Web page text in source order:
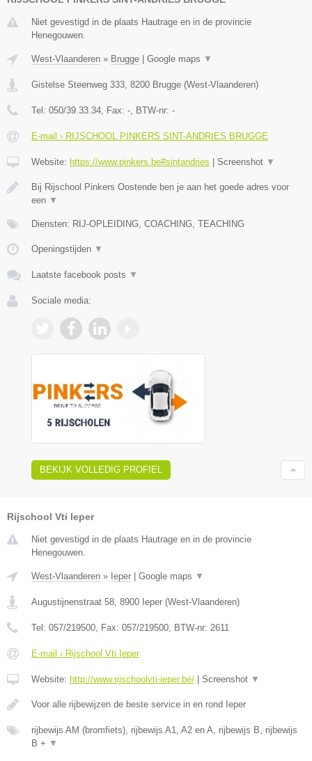
Niet gevestigd in de plaats Hautrage en in de provincie
Henegouwen.
West-Vlaanderen » Brugge Google maps ▼
Gistelse Steenweg 333, 8200 Brugge (West-Vlaanderen)
Tel: 050/39.33.34, Fax: -, BTW-nr: -
E-mail › RIJSCHOOL PINKERS SINT-ANDRIES BRUGGE
Website: https://www.pinkers.be#sintandries Screenshot ▼
Bij Rijschool Pinkers Oostende ben je aan het goede adres voor
een ▼
Diensten: RIJ-OPLEIDING, COACHING, TEACHING
Openingstijden ▼
Laatste facebook posts ▼
Sociale media:
BEKIJK VOLLEDIG PROFIEL
Rijschool Vti Ieper
Niet gevestigd in de plaats Hautrage en in de provincie
Henegouwen.
West-Vlaanderen » Ieper Google maps ▼
Augustijnenstraat 58, 8900 Ieper (West-Vlaanderen)
Tel: 057/219500, Fax: 057/219500, BTW-nr: 2611
E-mail › Rijschool Vti Ieper
Website: http://www.rijschoolvti-ieper.be/ Screenshot ▼
Voor alle rijbewijzen de beste service in en rond Ieper
rijbewijs AM (bromfiets), rijbewijs A1, A2 en A, rijbewijs B, rijbewijs
B + ▼